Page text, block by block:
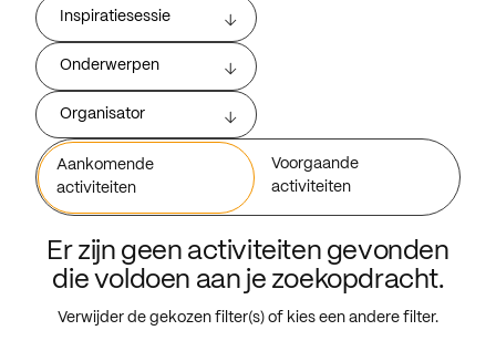
Inspiratiesessie
Onderwerpen
Organisator
Aankomende
activiteiten
Voorgaande
activiteiten
Er zijn geen activiteiten gevonden
die voldoen aan je zoekopdracht.
Verwijder de gekozen filter(s) of kies een andere filter.